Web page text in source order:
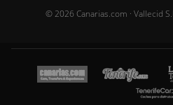
© 2026 Canarias.com · Vallecid